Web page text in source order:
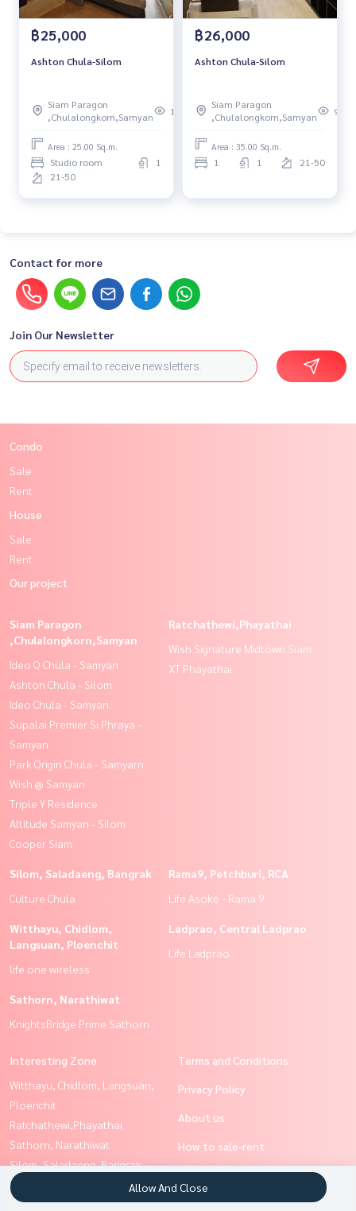
฿25,000
Ashton Chula-Silom
Siam Paragon
,Chulalongkorn,Samyan
105
Area : 25.00 Sq.m.
Studio room
1
21-50
฿26,000
Ashton Chula-Silom
Siam Paragon
,Chulalongkorn,Samyan
98
Area : 35.00 Sq.m.
1 1 21-50
Contact for more
Join Our Newsletter
Condo
Sale
Rent
House
Sale
Rent
Our project
Siam Paragon
,Chulalongkorn,Samyan
Ideo Q Chula - Samyan
Ashton Chula - Silom
Ideo Chula - Samyan
Supalai Premier Si Phraya -
Samyan
Park Origin Chula - Samyarn
Wish @ Samyan
Triple Y Residence
Altitude Samyan - Silom
Cooper Siam
Ratchathewi,Phayathai
Wish Signature Midtown Siam
XT Phayathai
Silom, Saladaeng, Bangrak
Culture Chula
Rama9, Petchburi, RCA
Life Asoke - Rama 9
Witthayu, Chidlom,
Langsuan, Ploenchit
life one wireless
Ladprao, Central Ladprao
Life Ladprao
Sathorn, Narathiwat
KnightsBridge Prime Sathorn
Interesting Zone
Witthayu, Chidlom, Langsuan,
Ploenchit
Ratchathewi,Phayathai
Sathorn, Narathiwat
Silom, Saladaeng, Bangrak
Siam Paragon
,Chulalongkorn,Samyan
Terms and Conditions
Privacy Policy
About us
How to sale-rent
Contact
Allow And Close